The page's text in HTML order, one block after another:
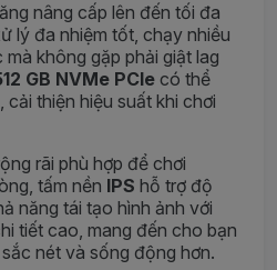
nâng cấp lên đến tối đa
lý đa nhiệm tốt, chạy nhiều
không gặp phải giật lag
GB NVMe PCIe có thể
cải thiện hiệu suất khi chơi
rãi phù hợp để chơi
tấm nền IPS hỗ trợ độ
năng tái tạo hình ảnh với
tiết cao, mang đến cho bạn
nét và sống động hơn.